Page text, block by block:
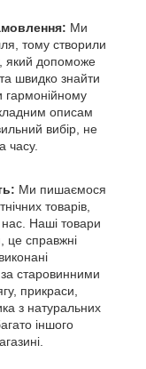
Ми
тому створили
який допоможе
швидко знайти
гармонійному
описам
вибір, не
часу.
Ми пишаємося
товарів,
Наші товари
це справжні
старовинними
прикраси,
з натуральних
іншого